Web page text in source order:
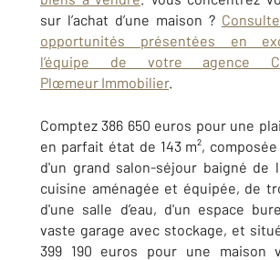
sur l’achat d’une maison ?
opportunités présentées en
l’équipe de votre agence
Plœmeur Immobilier.
Comptez 386 650 euros pour une
en parfait état de 143 m², composée
d'un grand salon-séjour baigné de
cuisine aménagée et équipée, de
d'une salle d’eau, d'un espace
vaste garage avec stockage, et
399 190 euros pour une maison